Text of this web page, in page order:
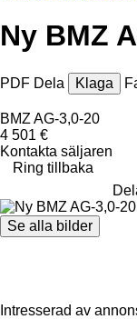
Ny BMZ
PDF Dela Klaga
BMZ AG-3,0-20
4 501 €
Kontakta säljaren
Ring tillbaka
Se alla bilder
Intresserad av